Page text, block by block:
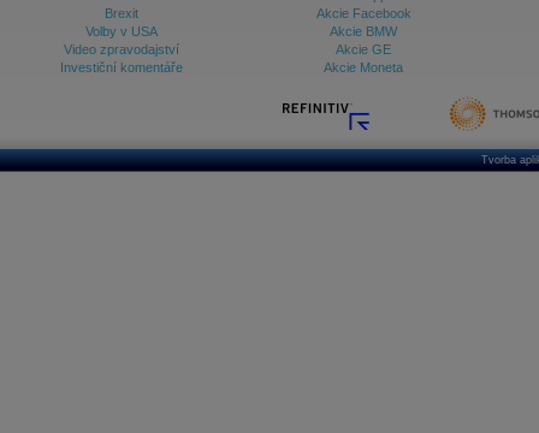
Brexit
Volby v USA
Video zpravodajství
Investiční komentáře
Akcie Facebook
Akcie BMW
Akcie GE
Akcie Moneta
Tvorba